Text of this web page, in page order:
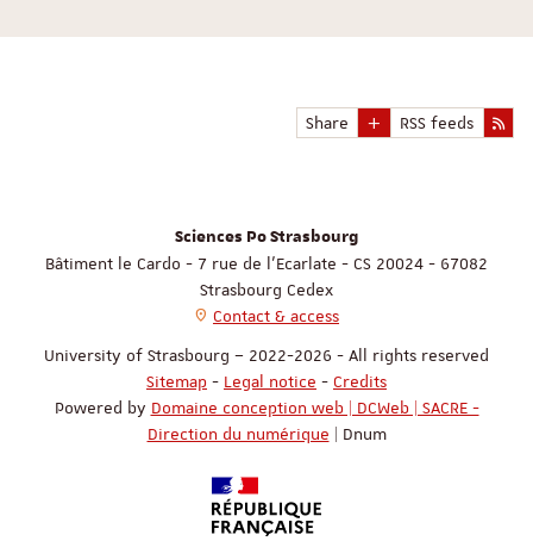
Share RSS feeds
Sciences Po Strasbourg
Bâtiment le Cardo - 7 rue de l'Ecarlate - CS 20024 - 67082
Strasbourg Cedex
Contact & access
University of Strasbourg – 2022-2026 - All rights reserved
Sitemap - Legal notice - Credits
Powered by Domaine conception web | DCWeb | SACRE -
Direction du numérique | Dnum